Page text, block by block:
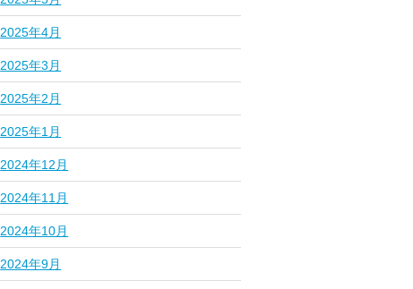
2025年4月
2025年3月
2025年2月
2025年1月
2024年12月
2024年11月
2024年10月
2024年9月